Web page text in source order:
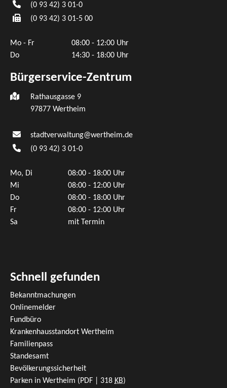
(0 93 42) 3 01-0
(0 93 42) 3 01-5 00
Mo - Fr
08:00 - 12:00 Uhr
Do
14:30 - 18:00 Uhr
Bürgerservice-Zentrum
Rathausgasse 9
97877 Wertheim
stadtverwaltung@wertheim.de
(0 93 42) 3 01-0
Mo, Di
08:00 - 18:00 Uhr
Mi
08:00 - 12:00 Uhr
Do
08:00 - 18:00 Uhr
Fr
08:00 - 12:00 Uhr
Sa
mit Termin
Schnell gefunden
Bekanntmachungen
Onlinemelder
Fundbüro
Krankenhausstandort Wertheim
Familienpass
Standesamt
Bevölkerungssicherheit
Parken in Wertheim (PDF | 318 KB)